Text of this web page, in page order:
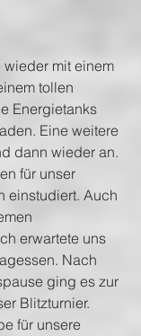
wieder mit einem
tollen
Energietanks
Eine weitere
dann wieder an.
für unser
einstudiert. Auch
erwartete uns
Nach
ging es zur
Blitzturnier.
für unsere